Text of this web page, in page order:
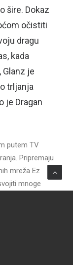
šire. Dokaz
očistiti
dragu
kada
je
trljanja
je Dragan
putem TV
Pripremaju
mreža Ez
mnoge